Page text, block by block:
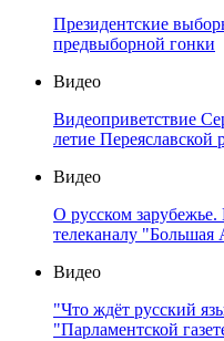
Президентские
предвыборной гонки
Видео
Видеоприветствие
летие Переяславской
Видео
О русском
телеканалу "Большая
Видео
"Что ждёт русский
"Парламентской